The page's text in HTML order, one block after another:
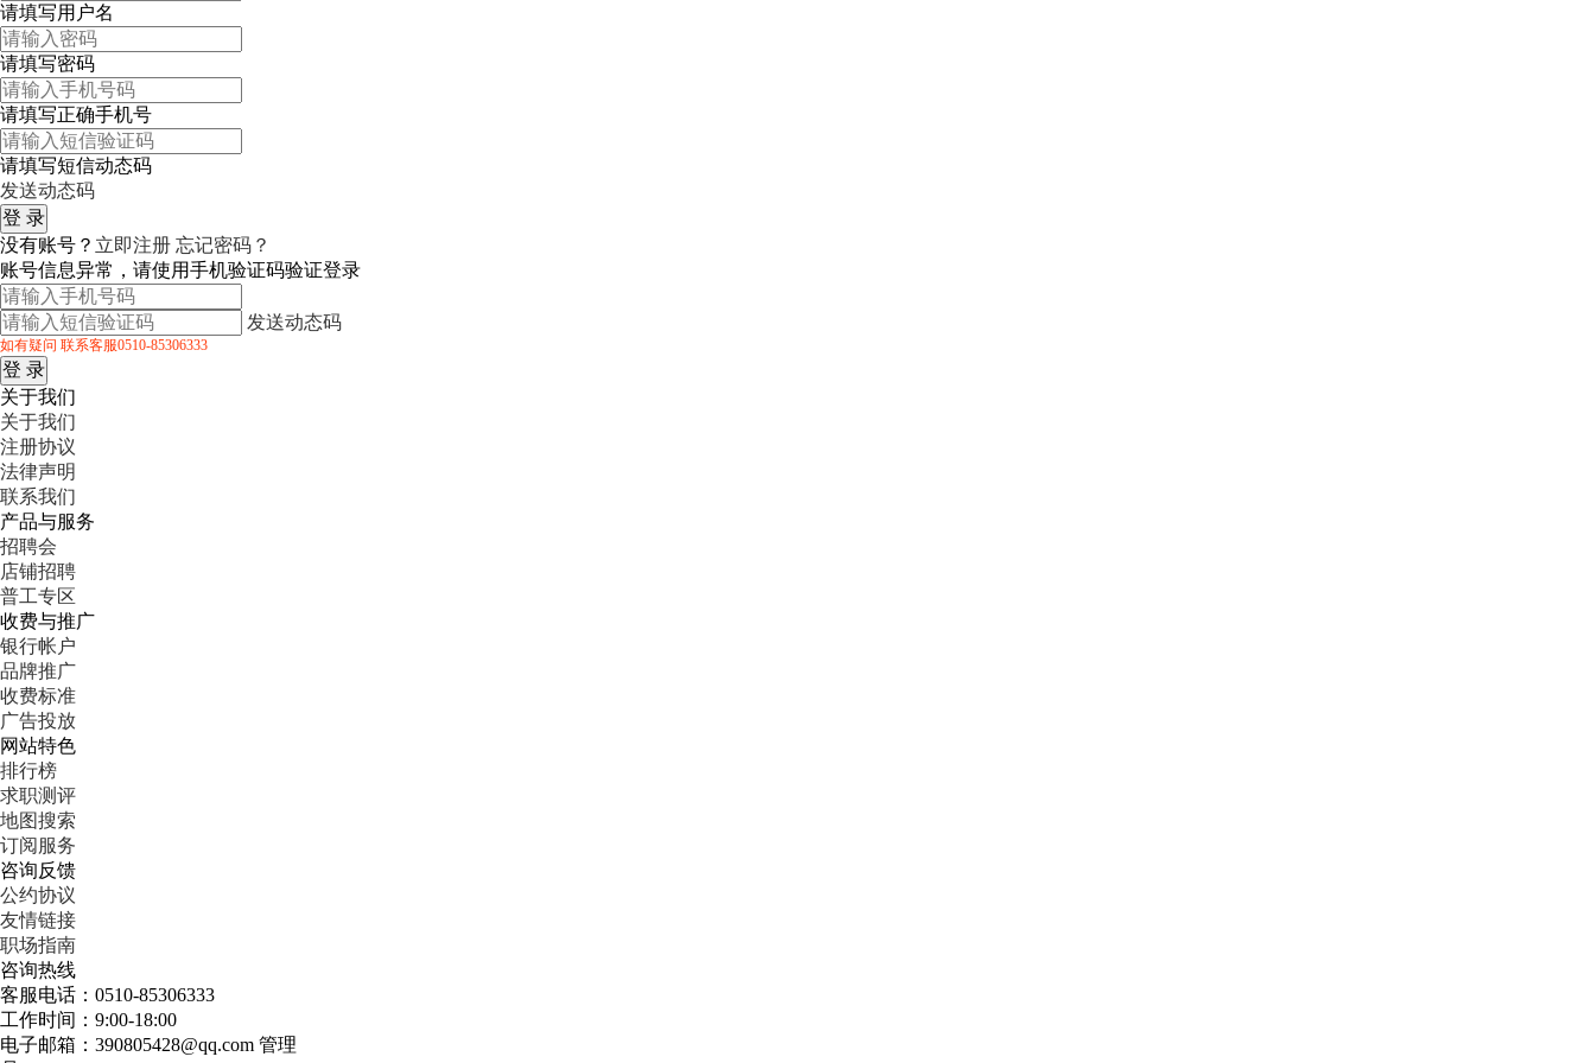
请填写用户名
请填写密码
请填写正确手机号
请填写短信动态码
发送动态码
没有账号？ 立即注册 忘记密码？
账号信息异常，请使用手机验证码验证登录
发送动态码
如有疑问 联系客服0510-85306333
关于我们
关于我们
注册协议
法律声明
联系我们
产品与服务
招聘会
店铺招聘
普工专区
收费与推广
银行帐户
品牌推广
收费标准
广告投放
网站特色
排行榜
求职测评
地图搜索
订阅服务
咨询反馈
公约协议
友情链接
职场指南
咨询热线
客服电话：0510-85306333
工作时间：9:00-18:00
电子邮箱：390805428@qq.com 管理